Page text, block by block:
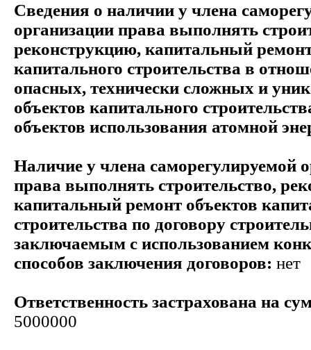
Сведения о наличии у члена
организации права выполнять
реконструкцию, капитальный
капитального строительства в
опасных, технически сложных и
объектов капитального
объектов использования атомной
Наличие у члена саморегулируемой
права выполнять строительство,
капитальный ремонт объектов
строительства по договору
заключаемым с использованием
способов заключения договоров: нет
Ответственность застрахована на
5000000